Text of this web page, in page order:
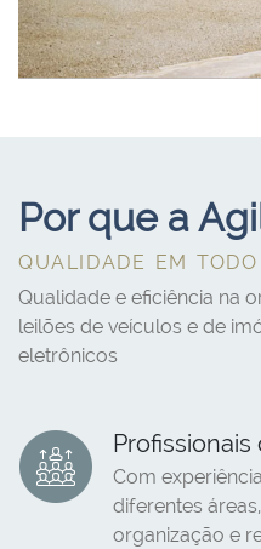
Por que a
QUALIDADE EM
Qualidade e eficiência na
leilões de veículos e de
eletrônicos
Com
diferentes
organização e